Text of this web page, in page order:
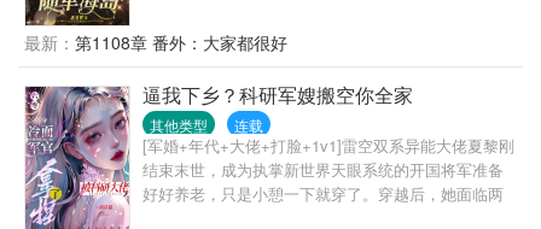
母，下乡打知青，专注给女主添堵，凭一己之力，霸
凌所有人，最后死的凄惨。手拿剧本的姜颜表示，贼
老天，你敢耍老子！吃亏，那是不能够的，这福气，
还是给女主吧！她变本加厉打亲爹，踹后妈，把女主
虐成渣，房子地基都挖了，带着群岛空间下乡了。还
在途中遇到了宽肩窄腰，八块腹肌，宠她如命的兵哥
哥。姜颜果断出手:“处对象吗？给命的那种？”陆骁将
她圈进怀里:“我会像忠于国家一样忠于你，直到我
最新： 第1108章 番外：大家都很好
逼我下乡？科研军嫂搬空你全家
其他类型 连载
[军婚+年代+大佬+打脸+1v1]雷空双系异能大佬夏黎刚
结束末世，成为执掌新世界天眼系统的开国将军准备
好好养老，只是小憩一下就穿了。穿越后，她面临两